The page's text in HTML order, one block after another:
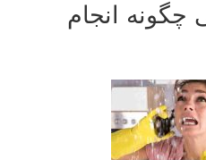
چگونه انجام